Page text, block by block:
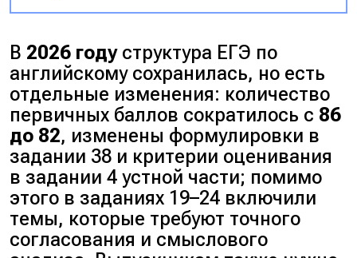
В 2026 годуструктура ЕГЭ по
английскому сохранилась, но есть
отдельные изменения: количество
первичных баллов сократилось с 86
до 82, изменены формулировки в
задании 38 и критерии оценивания
в задании 4 устной части; помимо
этого в заданиях 19–24 включили
темы, которые требуют точного
согласования и смыслового